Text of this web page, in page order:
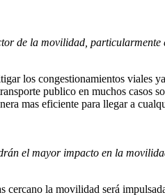
de la movilidad,
los congestionamientos viales
publico en muchos casos
mas eficiente para llegar a
el mayor impacto en la
la movilidad será